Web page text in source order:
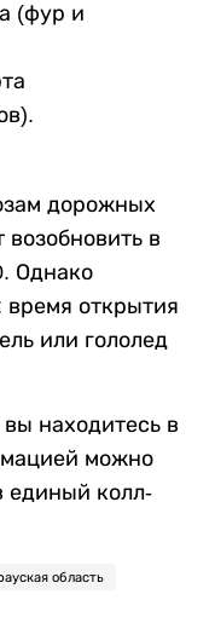
(фур и
дорожных
в
Однако
открытия
или гололед
находитесь в
можно
единый колл-
область